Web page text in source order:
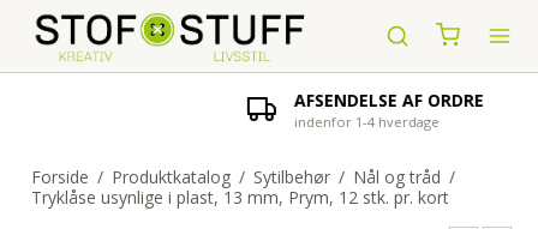
AFSENDELSE AF ORDRE
indenfor 1-4 hverdage
Forside / Produktkatalog / Sytilbehør / Nål og tråd /
Tryklåse usynlige i plast, 13 mm, Prym, 12 stk. pr. kort